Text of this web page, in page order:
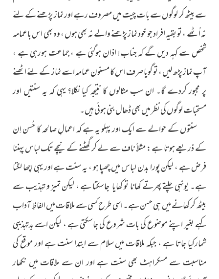
سے بیٹھ کر لوگوں سے بات چیت میں مصروف رہے اور نماز پڑھنے کے لئے
نہ اُٹھے ، تو بقیہ افراد جو خود نماز پڑھنے والے نہ بھی ہوں ، وہ بھی اس باعمامہ
شخص سے کہہ دیں گے کہ جناب! اذان ہوگئی ہے ، جماعت ہورہی ہے ،
آپ نماز پڑھ لیں ، تو گویا صرف اس کا مسنون عمامہ اسے نماز کے لئے اٹھنے
پر مجبور کردے گا۔ ان سب مثالوں کا نتیجہ کیا نکلا؟ یہی کہ یہ سنتیں اور
مستحبات لوگوں کی نظر میں بھی ڈھال بنی ہوئی ہیں۔
سنتوں کے حوالے سے ایک اور پہلو یہ ہے کہ اعمالِ صالحہ کا حُسن اِن
کے ذریعے ہوتا ہے : مثلاً ناف سے لے کر گھٹنے کے نیچے تک لباس پہننا
فرض ہے ، لیکن پورا بدن لباس میں چھپا ہو ، یہ سنت ہے اور یہی اچھا لگتا
ہے۔ یونہی چلتے پھرتے کھانا تو کھایا جاسکتا ہے ، لیکن تمیز و تہذیب سے
بیٹھ کر کھانے میں ہی حسن ہے۔ اسی طرح کسی سے ملاقات میں الفاظِ آداب
کہے بغیر اپنے موضوع کی بات شروع کی جاسکتی ہے ، لیکن اسے بدتہذیبی
شمارکیا جاتا ہے ، جبکہ ملاقات میں سلام سے ابتدا سنت ہے اور موقع کی
مناسبت سے مسکراہٹ بھی سنت ہے اور ان سے ملاقات میں نکھار